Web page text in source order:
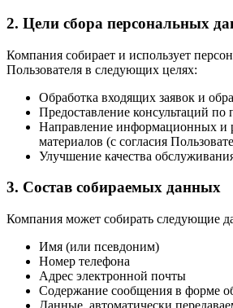
2. Цели сбора персональных
Компания собирает и использует
Пользователя в следующих целях:
Обработка входящих заявок и
Предоставление консультаций
Направление информационных и
материалов (с согласия
Улучшение качества
3. Состав собираемых данных
Компания может собирать следующие
Имя (или псевдоним)
Номер телефона
Адрес электронной почты
Содержание сообщения в форме